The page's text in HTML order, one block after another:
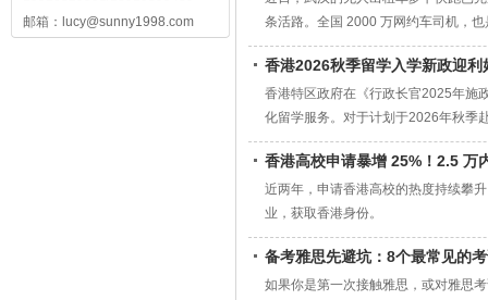
邮箱：lucy@sunny1998.com
条活路。全国 2000 万网约车司机，
解“孩子往哪里学，未来才不会像司机
香港2026秋季留学入学新政迎
香港特区政府在《行政长官2025年施
化留学服务。对于计划于2026年秋季
条件。
香港高校申请暴增 25%！2.5 万
近两年，申请香港高校的热度持续攀
业，获取香港身份。
备考雅思先避坑：8个最常见的
如果你是第一次接触雅思，或对雅思